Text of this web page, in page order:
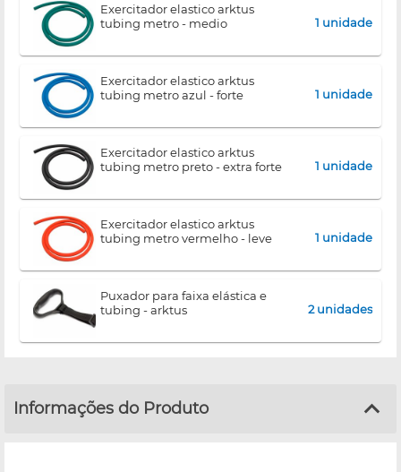
exercitador elastico arktus
tubing metro - medio
1 unidade
exercitador elastico arktus
tubing metro azul - forte
1 unidade
exercitador elastico arktus
tubing metro preto - extra forte
1 unidade
exercitador elastico arktus
tubing metro vermelho - leve
1 unidade
puxador para faixa elástica e
tubing - arktus
2 unidades
Informações do Produto